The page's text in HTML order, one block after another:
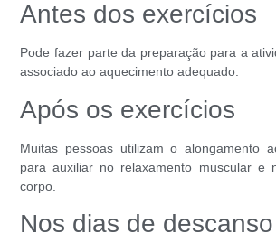
Antes dos exercícios
Pode fazer parte da preparação para a
associado ao aquecimento adequado.
Após os exercícios
Muitas pessoas utilizam o alongamento
para auxiliar no relaxamento muscular e
corpo.
Nos dias de descanso